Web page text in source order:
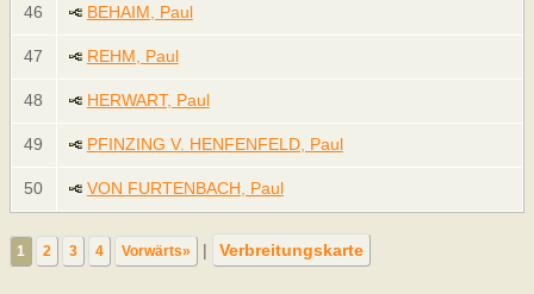
46 BEHAIM, Paul
47 REHM, Paul
48 HERWART, Paul
49 PFINZING V. HENFENFELD, Paul
50 VON FURTENBACH, Paul
1 2 3 4 Vorwärts» | Verbreitungskarte